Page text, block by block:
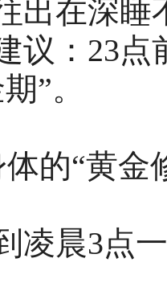
出在深
议：23
”。
的“黄金
凌晨3点